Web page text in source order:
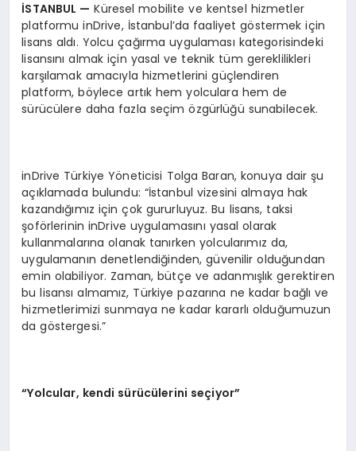
İSTANBUL — Küresel mobilite ve kentsel hizmetler
platformu inDrive, İstanbul’da faaliyet göstermek için
lisans aldı. Yolcu çağırma uygulaması kategorisindeki
lisansını almak için yasal ve teknik tüm gereklilikleri
karşılamak amacıyla hizmetlerini güçlendiren
platform, böylece artık hem yolculara hem de
sürücülere daha fazla seçim özgürlüğü sunabilecek.
inDrive Türkiye Yöneticisi Tolga Baran, konuya dair şu
açıklamada bulundu: “İstanbul vizesini almaya hak
kazandığımız için çok gururluyuz. Bu lisans, taksi
şoförlerinin inDrive uygulamasını yasal olarak
kullanmalarına olanak tanırken yolcularımız da,
uygulamanın denetlendiğinden, güvenilir olduğundan
emin olabiliyor. Zaman, bütçe ve adanmışlık gerektiren
bu lisansı almamız, Türkiye pazarına ne kadar bağlı ve
hizmetlerimizi sunmaya ne kadar kararlı olduğumuzun
da göstergesi.”
“Yolcular, kendi sürücülerini seçiyor”